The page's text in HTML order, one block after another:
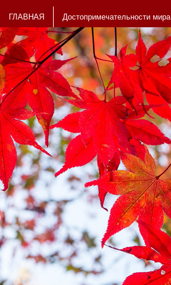
ГЛАВНАЯ Достопримечательности мира